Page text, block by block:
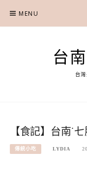
content
MENU
台
台
【食記】台南˙
傳統小吃 LYDIA